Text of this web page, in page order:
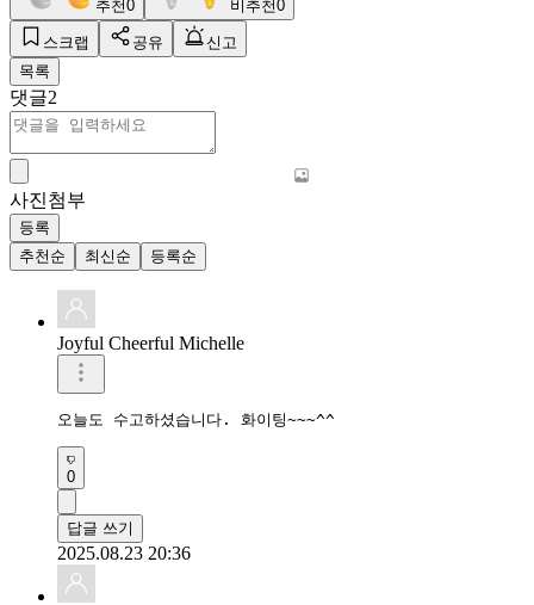
추천 0 비추천 0
스크랩 공유
신고
목록
댓글2
사진첨부
등록
추천순
최신순 등록순
Joyful Cheerful Michelle
오늘도 수고하셨습니다. 화이팅~~~^^
0
답글 쓰기
2025.08.23 20:36